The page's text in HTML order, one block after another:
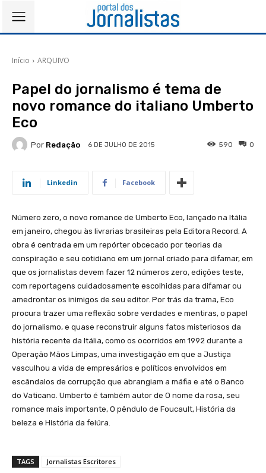
Início ARQUIVO
Papel do jornalismo é tema de
novo romance do italiano Umberto
Eco
Por Redação 6 DE JULHO DE 2015 0
590
Linkedin Facebook
Número zero, o novo romance de Umberto Eco, lançado na Itália
em janeiro, chegou às livrarias brasileiras pela Editora Record. A
obra é centrada em um repórter obcecado por teorias da
conspiração e seu cotidiano em um jornal criado para difamar, em
que os jornalistas devem fazer 12 números zero, edições teste,
com reportagens cuidadosamente escolhidas para difamar ou
amedrontar os inimigos de seu editor. Por trás da trama, Eco
procura trazer uma reflexão sobre verdades e mentiras, o papel
do jornalismo, e quase reconstruir alguns fatos misteriosos da
história recente da Itália, como os ocorridos em 1992 durante a
Operação Mãos Limpas, uma investigação em que a Justiça
vasculhou a vida de empresários e políticos envolvidos em
escândalos de corrupção que abrangiam a máfia e até o Banco
do Vaticano. Umberto é também autor de O nome da rosa, seu
romance mais importante, O pêndulo de Foucault, História da
beleza e História da feiúra.
TAGS Jornalistas Escritores